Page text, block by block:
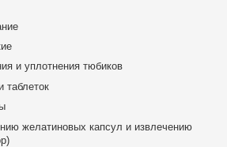
и уплотнения тюбиков
таблеток
желатиновых капсул и извлечению